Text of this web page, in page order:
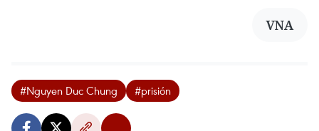
VNA
#Nguyen Duc Chung #prisión